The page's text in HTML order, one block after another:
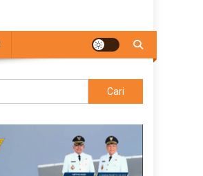
untuk: